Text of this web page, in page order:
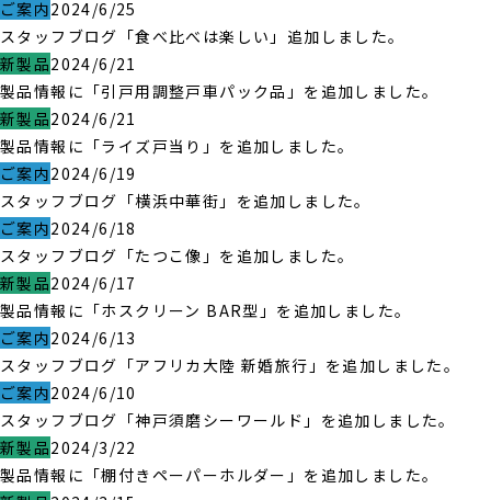
ご案内2024/6/25
スタッフブログ「食べ比べは楽しい」追加しました。
新製品2024/6/21
製品情報に「引戸用調整戸車パック品」を追加しました。
新製品2024/6/21
製品情報に「ライズ戸当り」を追加しました。
ご案内2024/6/19
スタッフブログ「横浜中華街」を追加しました。
ご案内2024/6/18
スタッフブログ「たつこ像」を追加しました。
新製品2024/6/17
製品情報に「ホスクリーン BAR型」を追加しました。
ご案内2024/6/13
スタッフブログ「アフリカ大陸 新婚旅行」を追加しました。
ご案内2024/6/10
スタッフブログ「神戸須磨シーワールド」を追加しました。
新製品2024/3/22
製品情報に「棚付きペーパーホルダー」を追加しました。